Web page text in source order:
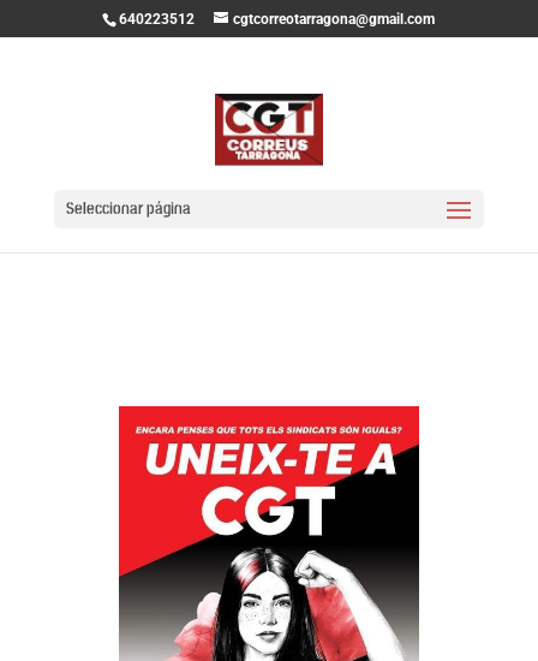
640223512 cgtcorreotarragona@gmail.com
Seleccionar página